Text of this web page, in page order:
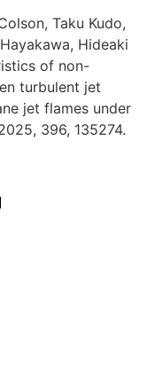
Taku Kudo,
Hideaki
of non-
turbulent jet
jet flames under
396, 135274.